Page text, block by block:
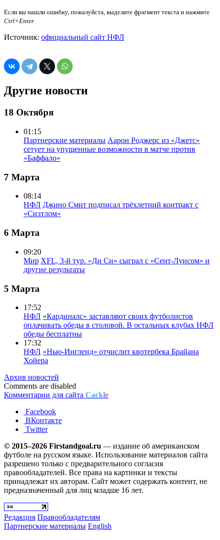
Если вы нашли ошибку, пожалуйста, выделите фрагмент текста и нажмите
Ctrl+Enter.
Источник: официальный сайт НФЛ
Другие новости
18 Октября
01:15
Партнерские материалы Аарон Роджерс из «Джетс»
сетует на упущенные возможности в матче против
«Баффало»
7 Марта
08:14
НФЛ Джино Смит подписал трёхлетний контракт с
«Сиэтлом»
6 Марта
09:20
Мир XFL, 3-й тур. «Ди Си» сыграл с «Сент-Луисом» и
другие результаты
5 Марта
17:52
НФЛ «Кардиналс» заставляют своих футболистов
оплачивать обеды в столовой. В остальных клубах НФЛ
обеды бесплатны
17:32
НФЛ «Нью-Ингленд» отчислит квотербека Брайана
Хойера
Архив новостей
Comments are disabled
Комментарии для сайта Cackle
Facebook
ВКонтакте
Twitter
© 2015–2026 Firstandgoal.ru — издание об американском
футболе на русском языке. Использование материалов cайта
разрешено только с предварительного согласия
правообладателей. Все права на картинки и тексты
принадлежат их авторам. Сайт может содержать контент, не
предназначенный для лиц младше 16 лет.
Редакция Правообладателям
Партнерские материалы English